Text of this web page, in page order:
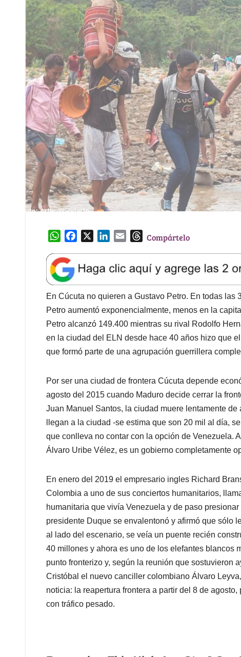
W
a
t
s
A
p
p
e
b
o
o
k
k
e
d
I
n
l
T
e
a
d
s
Compártelo
En Cúcuta no quieren a Gustavo Petro. En todas
Petro aumentó exponencialmente, menos en la
Petro alcanzó 149.400 mientras su rival Rodolfo
en la ciudad del ELN desde hace 40 años hizo que
que formó parte de una agrupación guerrillera
Por ser una ciudad de frontera Cúcuta depende
agosto del 2015 cuando Maduro decide cerrar la
Juan Manuel Santos, la ciudad muere lentamente
llegan a la ciudad -se estima que son 20 mil al día,
que conlleva no contar con la opción de Venezuela.
Álvaro Uribe Vélez, es un gobierno completamente
En enero del 2019 el empresario ingles Richard
Colombia a uno de sus conciertos humanitarios,
humanitaria que vivía Venezuela y de paso
presidente Duque se envalentonó y afirmó que sólo
al lado del escenario, se veía un puente recién
40 millones y ahora es uno de los elefantes blancos
punto fronterizo y, según la reunión que sostuvieron
Cristóbal el nuevo canciller colombiano Álvaro
noticia: la reapertura frontera a partir del 8 de
con tráfico pesado.